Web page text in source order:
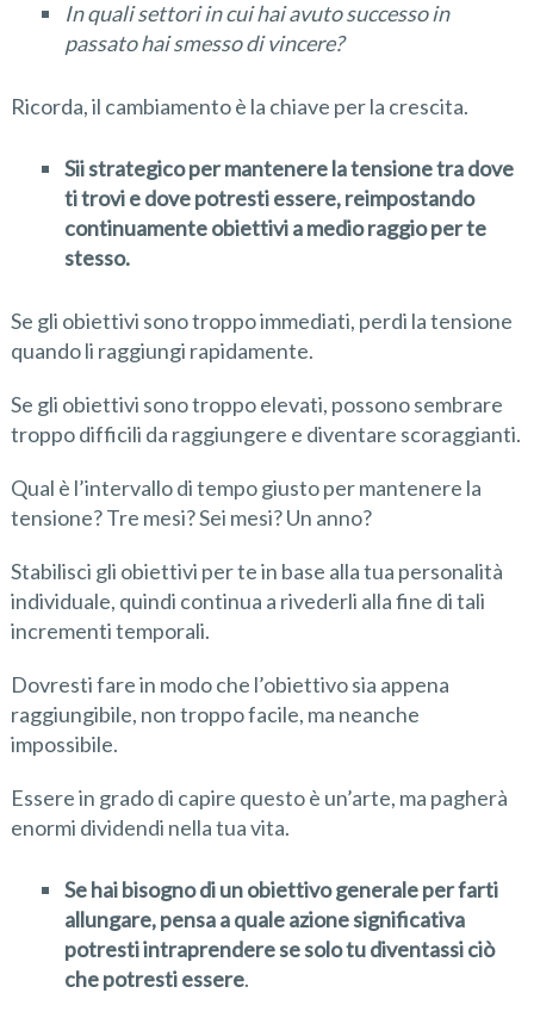
In quali settori in cui hai avuto successo in
passato hai smesso di vincere?
Ricorda, il cambiamento è la chiave per la crescita.
Sii strategico per mantenere la tensione tra dove
ti trovi e dove potresti essere, reimpostando
continuamente obiettivi a medio raggio per te
stesso.
Se gli obiettivi sono troppo immediati, perdi la tensione
quando li raggiungi rapidamente.
Se gli obiettivi sono troppo elevati, possono sembrare
troppo difficili da raggiungere e diventare scoraggianti.
Qual è l’intervallo di tempo giusto per mantenere la
tensione? Tre mesi? Sei mesi? Un anno?
Stabilisci gli obiettivi per te in base alla tua personalità
individuale, quindi continua a rivederli alla fine di tali
incrementi temporali.
Dovresti fare in modo che l’obiettivo sia appena
raggiungibile, non troppo facile, ma neanche
impossibile.
Essere in grado di capire questo è un’arte, ma pagherà
enormi dividendi nella tua vita.
Se hai bisogno di un obiettivo generale per farti
allungare, pensa a quale azione significativa
potresti intraprendere se solo tu diventassi ciò
che potresti essere.